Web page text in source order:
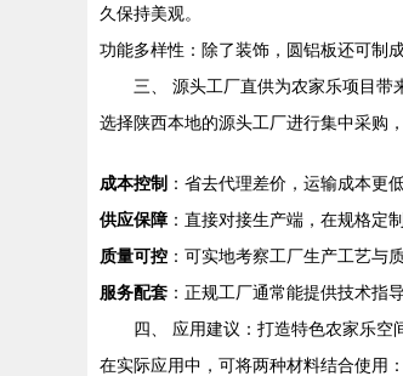
久保持美观。
功能多样性：除了装饰，圆铝板还可制
三、 源头工厂直供为农家乐项目带
选择陕西本地的源头工厂进行集中采购
成本控制 ：省去代理差价，运输成本更
供应保障 ：直接对接生产端，在规格定
质量可控 ：可实地考察工厂生产工艺与
服务配套 ：正规工厂通常能提供技术指
四、 应用建议：打造特色农家乐空
在实际应用中，可将两种材料结合使用：